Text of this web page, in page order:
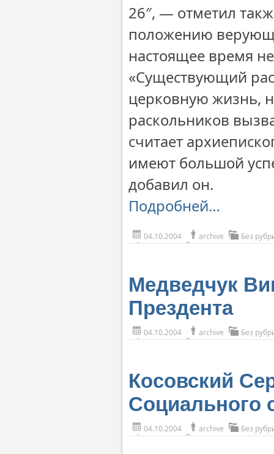
26″, — отметил
положению
настоящее время
«Существующий
церковную жизнь,
раскольников
считает
имеют большой
добавил он.
Подробней…
04.10.2004 archive Без
Медведчук
Прездента
04.10.2004 archive Без
Косовский
Социального
04.10.2004 archive Без